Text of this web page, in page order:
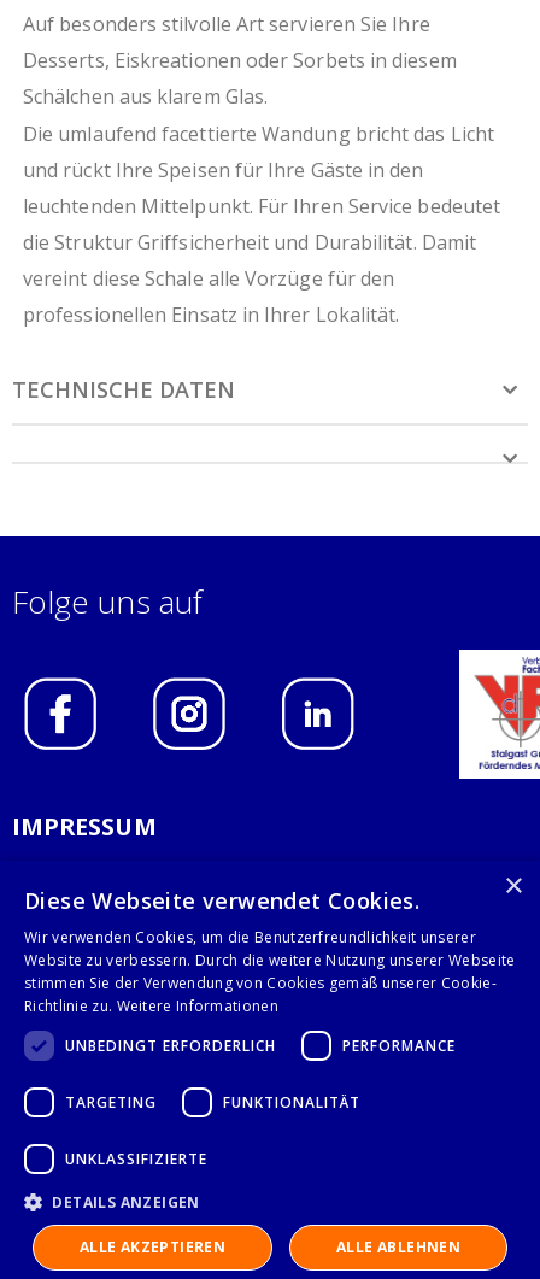
das angegebene Fassungsvermögen entspricht der
Füllmenge bis zum Glasrand
Angaben für Abmessungen und Füllmengen
können leicht abweichen
Verkauf in Verpackungseinheiten
Auf besonders stilvolle Art servieren Sie Ihre
Desserts, Eiskreationen oder Sorbets in diesem
Schälchen aus klarem Glas.
Die umlaufend facettierte Wandung bricht das Licht
und rückt Ihre Speisen für Ihre Gäste in den
leuchtenden Mittelpunkt. Für Ihren Service bedeutet
die Struktur Griffsicherheit und Durabilität. Damit
vereint diese Schale alle Vorzüge für den
professionellen Einsatz in Ihrer Lokalität.
TECHNISCHE DATEN
Folge uns auf
IMPRESSUM
AGB
KONTAKT
Stalgast GmbH
28359 Bremen
+49 421 408844-0
© 2021 Stalgast GmbH
×
Diese Webseite verwendet Cookies.
Wir verwenden Cookies, um die Benutzerfreundlichkeit unserer
Website zu verbessern. Durch die weitere Nutzung unserer Webseite
stimmen Sie der Verwendung von Cookies gemäß unserer Cookie-
Richtlinie zu. Weitere Informationen
UNBEDINGT ERFORDERLICH
PERFORMANCE
TARGETING FUNKTIONALITÄT
UNKLASSIFIZIERTE
DETAILS ANZEIGEN
ALLE AKZEPTIEREN ALLE ABLEHNEN